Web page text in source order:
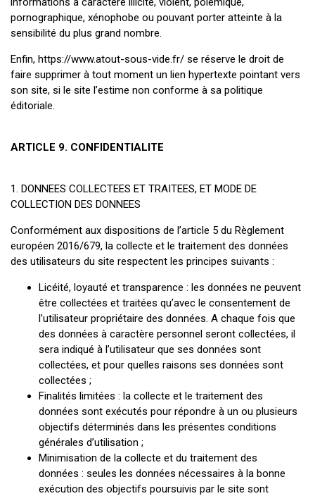
pornographique, xénophobe ou pouvant porter atteinte à la
sensibilité du plus grand nombre.
Enfin, https://www.atout-sous-vide.fr/ se réserve le droit de
faire supprimer à tout moment un lien hypertexte pointant vers
son site, si le site l’estime non conforme à sa politique
éditoriale.
ARTICLE 9. CONFIDENTIALITE
1. DONNEES COLLECTEES ET TRAITEES, ET MODE DE
COLLECTION DES DONNEES
Conformément aux dispositions de l’article 5 du Règlement
européen 2016/679, la collecte et le traitement des données
des utilisateurs du site respectent les principes suivants :
Licéité, loyauté et transparence : les données ne peuvent
être collectées et traitées qu’avec le consentement de
l’utilisateur propriétaire des données. A chaque fois que
des données à caractère personnel seront collectées, il
sera indiqué à l’utilisateur que ses données sont
collectées, et pour quelles raisons ses données sont
collectées ;
Finalités limitées : la collecte et le traitement des
données sont exécutés pour répondre à un ou plusieurs
objectifs déterminés dans les présentes conditions
générales d’utilisation ;
Minimisation de la collecte et du traitement des
données : seules les données nécessaires à la bonne
exécution des objectifs poursuivis par le site sont